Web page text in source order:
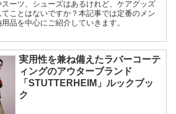
ーツ、シューズはあるけれど、ケアグッズ
ことはないですか？本記事では定番のメン
品を中心にご紹介していきます。
実用性を兼ね備えたラバーコーテ
ィングのアウターブランド
「STUTTERHEIM」ルックブッ
ク